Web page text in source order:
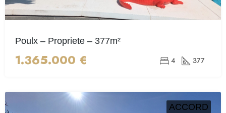
Poulx – Propriete – 377m²
1.365.000 € 4 377
ACCORD